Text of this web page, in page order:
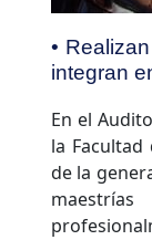
•
integran
En el
la
de la